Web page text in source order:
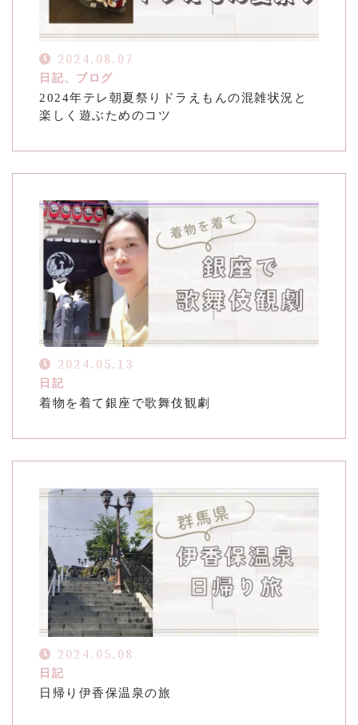
2024.08.07
日記、ブログ
2024年テレ朝夏祭りドラえもんの混雑状況と
楽しく遊ぶためのコツ
2024.05.13
日記
着物を着て銀座で歌舞伎観劇
2024.05.08
日記
日帰り伊香保温泉の旅